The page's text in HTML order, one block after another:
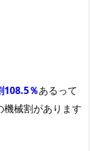
108.5％あるって
械割があります